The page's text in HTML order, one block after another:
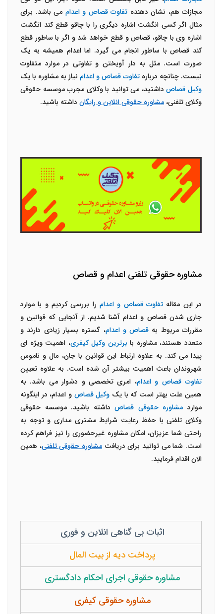
مجازات هم، نشان دهنده تفاوت قصاص و اعدام می باشد. برای
مثال اگر کسی انگشت اشاره دیگری را با چاقو قطع کند انگشت
اشاره وی با چاقو، قصاص و قطع خواهد شد و اگر با ساطور قطع
کند قصاص با ساطور انجام می گیرد. اما اعدام همیشه به یک
صورت است. مثل به دار آویختن و تفاوتی در موارد متفاوت
نیست. چنانچه درباره تفاوت قصاص و اعدام نیاز به مشاوره با یک
وکیل قصاصداشتید، می توانید با وکلای مجرب موسسه حقوقی
وکلای تلفنی، مشاوره حقوقی انلاین و رایگان داشته باشید.
مشاوره حقوقی تلفنی اعدام و قصاص
در این مقاله تفاوت قصاص و اعدام را بررسی کردیم و با موارد
جاری شدن قصاص و اعدام آشنا شدیم. از آنجایی که قوانین و
مقررات مربوط به قصاص و اعدام، گستره بسیار زیادی دارند و
متعدد هستند، مشاوره با برترین وکیل کیفری، اهمیت ویژه ای
پیدا می کند. به علاوه ارتباط این قوانین با جان، مال و ناموس
شهروندان باعث اهمیت بیشتر آن شده است. به علاوه تعیین
تفاوت قصاص و اعدام، امری تخصصی و دشوار می باشد. به
همین علت بهتر است که با یک وکیل قصاص و اعدام، در اینگونه
موارد مشاوره حقوقی قصاص داشته باشید. موسسه حقوقی
وکلای تلفنی با حفظ رعایت شرایط مشتری مداری و توجه به
راحتی شما عزیزان، امکان مشاوره غیرحضوری را نیز فراهم کرده
است. شما می توانید برای دریافت مشاوره حقوقی تلفنی، همین
الان اقدام فرمایید.
اثبات بی گناهی انلاین و فوری
پرداخت دیه از بیت المال
مشاوره حقوقی اجرای احکام دادگستری
مشاوره حقوقی کیفری